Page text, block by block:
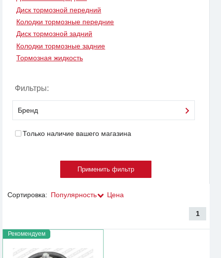
Диск тормозной передний
Колодки тормозные передние
Диск тормозной задний
Колодки тормозные задние
Тормозная жидкость
Фильтры:
Бренд
Только наличие вашего магазина
Сортировка: Популярность Цена
1
Рекомендуем